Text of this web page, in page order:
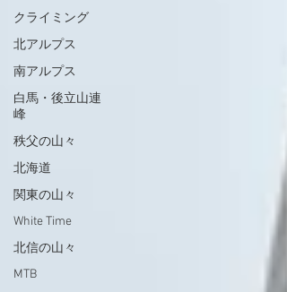
クライミング
北アルプス
南アルプス
白馬・後立山連
峰
秩父の山々
北海道
関東の山々
White Time
北信の山々
MTB